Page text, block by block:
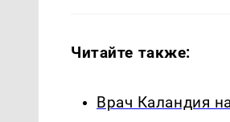
Читайте также:
Врач Каландия